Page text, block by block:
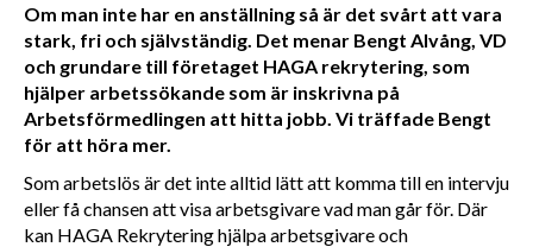
Om man inte har en anställning så är det svårt att vara
stark, fri och självständig. Det menar Bengt Alvång, VD
och grundare till företaget HAGA rekrytering, som
hjälper arbetssökande som är inskrivna på
Arbetsförmedlingen att hitta jobb. Vi träffade Bengt
för att höra mer.
Som arbetslös är det inte alltid lätt att komma till en intervju
eller få chansen att visa arbetsgivare vad man går för. Där
kan HAGA Rekrytering hjälpa arbetsgivare och